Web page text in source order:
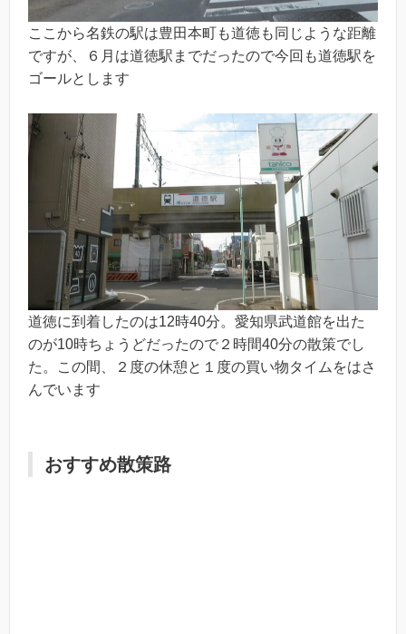
ここから名鉄の駅は豊田本町も道徳も同じような距離
ですが、６月は道徳駅までだったので今回も道徳駅を
ゴールとします
道徳に到着したのは12時40分。愛知県武道館を出た
のが10時ちょうどだったので２時間40分の散策でし
た。この間、２度の休憩と１度の買い物タイムをはさ
んでいます
おすすめ散策路